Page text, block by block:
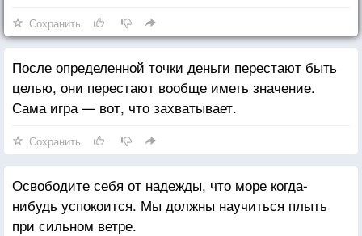
Сохранить
После определенной точки деньги перестают быть
целью, они перестают вообще иметь значение.
Сама игра — вот, что захватывает.
Сохранить
Освободите себя от надежды, что море когда-
нибудь успокоится. Мы должны научиться плыть
при сильном ветре.